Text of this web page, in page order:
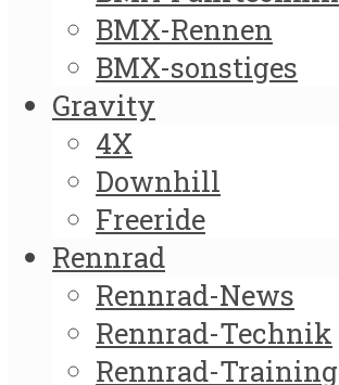
BMX-Rennen
BMX-sonstiges
Gravity
4X
Downhill
Freeride
Rennrad
Rennrad-News
Rennrad-Technik
Rennrad-Training